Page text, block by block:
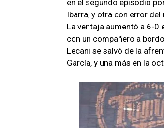
en el segundo episodio
Ibarra, y otra con error del
La ventaja aumentó a 6-0
con un compañero a
Lecani se salvó de la
García, y una más en la